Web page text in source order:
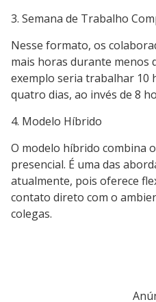
3. Semana de Trabalho
Nesse formato, os
mais horas durante menos
exemplo seria trabalhar 10
quatro dias, ao invés de 8
4. Modelo Híbrido
O modelo híbrido combina
presencial. É uma das
atualmente, pois oferece
contato direto com o
colegas.